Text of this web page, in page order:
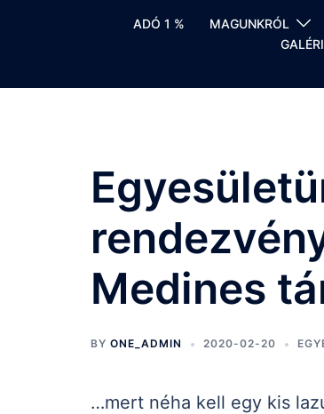
ADÓ 1 % MAGUNKRÓL
Medines
BY ONE_ADMIN 2020-02-20
…mert néha kell egy kis